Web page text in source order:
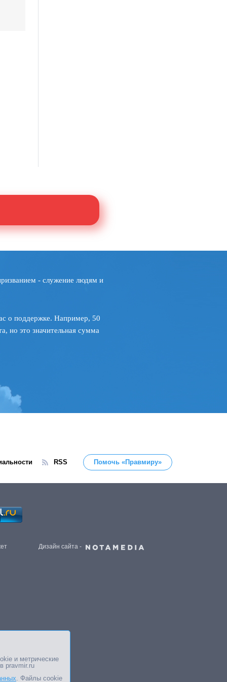
- служение людям и
о поддержке. Например, 50
но это значительная сумма
RSS Помочь «Правмиру»
Дизайн сайта -
и метрические
в pravmir.ru
. Файлы cookie